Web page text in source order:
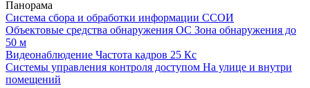
Панорама
Система сбора и обработки информации ССОИ
Объектовые средства обнаружения ОС Зона обнаружения до
50 м
Видеонаблюдение Частота кадров 25 Кс
Системы управления контроля доступом На улице и внутри
помещений